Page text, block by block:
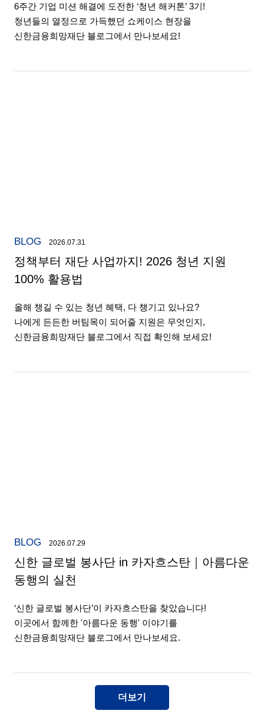
6주간 기업 미션 해결에 도전한 ‘청년 해커톤’ 3기!
청년들의 열정으로 가득했던 쇼케이스 현장을
신한금융희망재단 블로그에서 만나보세요!
BLOG 2026.07.31
정책부터 재단 사업까지! 2026 청년 지원
100% 활용법
올해 챙길 수 있는 청년 혜택, 다 챙기고 있나요?
나에게 든든한 버팀목이 되어줄 지원은 무엇인지,
신한금융희망재단 블로그에서 직접 확인해 보세요!
BLOG 2026.07.29
신한 글로벌 봉사단 in 카자흐스탄｜아름다운
동행의 실천
‘신한 글로벌 봉사단’이 카자흐스탄을 찾았습니다!
이곳에서 함께한 '아름다운 동행' 이야기를
신한금융희망재단 블로그에서 만나보세요.
더보기